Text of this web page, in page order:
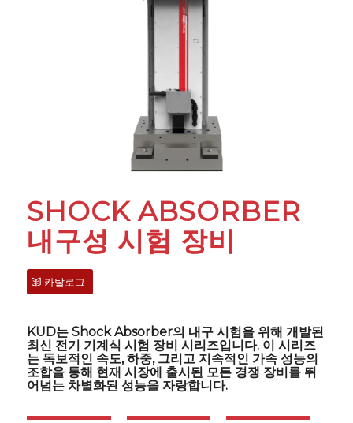
SHOCK ABSORBER
내구성 시험 장비
카탈로그
KUD는 Shock Absorber의 내구 시험을 위해 개발된
최신 전기 기계식 시험 장비 시리즈입니다. 이 시리즈
는 독보적인 속도, 하중, 그리고 지속적인 가속 성능의
조합을 통해 현재 시장에 출시된 모든 경쟁 장비를 뛰
어넘는 차별화된 성능을 자랑합니다.